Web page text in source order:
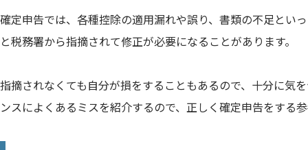
確定申告では、各種控除の適用漏れや誤り、書類の不足とい
と税務署から指摘されて修正が必要になることがあります。
指摘されなくても自分が損をすることもあるので、十分に気
ンスによくあるミスを紹介するので、正しく確定申告をする